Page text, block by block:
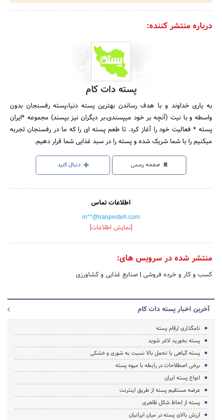
درباره منتشر کننده:
پسته دات کام
به یاری خداوند و با هدف رساندن بهترین پسته دنیا،پسته رفسنجان بدون
واسطه و با نیت (آنچه بر خود میپسندی،بر دیگران نیز بپسند) مجموعه *ایران
پسته * فعالیت خود را آغاز کرد. تا طعم پسته ای را که ما در رفسنجان تجربه
میکنیم را با شما شریک شده و پسته را در سبد غذایی شما قرار دهیم.
صفحه رسمی دنبال کنید
اطلاعات تماس
in**@iranpesteh.com
[نمایش اطلاعات]
منتشر شده در سرویس های:
کسب و کار و خرده فروشی | صنایع غذایی و کشاورزی
آخرین اخبار پسته دات کام
نامگذاری ارقام پسته
پسته بخورید لاغر شوید
پسته گیاهی با تحمل بالا نسبت به شوری و خشکی
برخی اصطلاحات در رابطه با میوه پسته
انواع پسته ایران
عرضه مستقیم پسته از طریق اینترنت
پسته از لحاظ شکل ظاهری
ارزش بالای پسته در میان ایرانیان